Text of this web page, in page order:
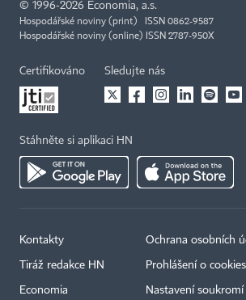
© 1996-2026 Economia, a.s.
Hospodářské noviny (print) ISSN 0862-9587
Hospodářské noviny (online) ISSN 2787-950X
Certifikováno Sledujte nás
Stáhněte si aplikaci HN
Kontakty
Tiráž redakce HN
Economia
Ochrana osobních
Prohlášení o cookies
Nastavení soukromí